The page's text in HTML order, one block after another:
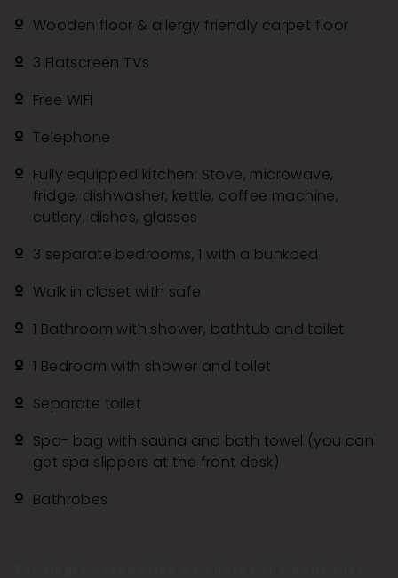
Wooden floor & allergy friendly carpet floor
3 Flatscreen TVs
Free WIFI
Telephone
Fully equipped kitchen: Stove, microwave,
fridge, dishwasher, kettle, coffee machine,
cutlery, dishes, glasses
3 separate bedrooms, 1 with a bunkbed
Walk in closet with safe
1 Bathroom with shower, bathtub and toilet
1 Bedroom with shower and toilet
Separate toilet
Spa- bag with sauna and bath towel (you can
get spa slippers at the front desk)
Bathrobes